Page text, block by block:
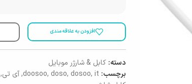
افزودن به علاقه مندی
دسته: کابل & شارژر موبایل
برچسب:
doosoo, doso, dosoo, it
, آی تی,